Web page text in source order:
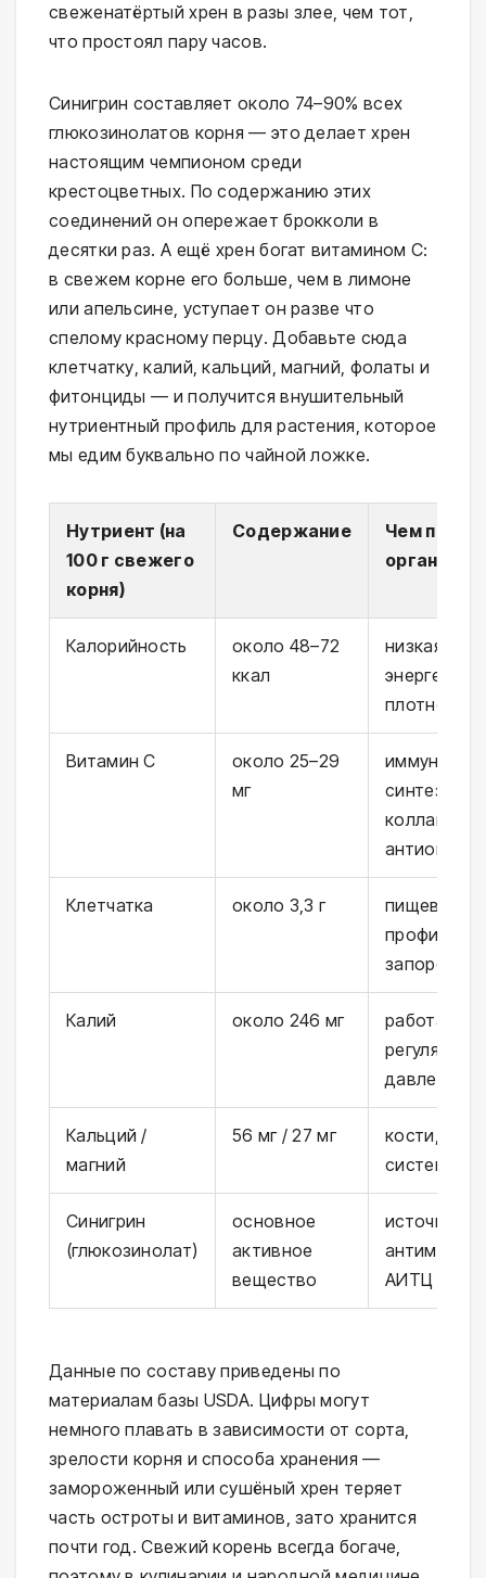
свеженатёртый хрен в разы злее, чем тот,
что простоял пару часов.
Синигрин составляет около 74–90% всех
глюкозинолатов корня — это делает хрен
настоящим чемпионом среди
крестоцветных. По содержанию этих
соединений он опережает брокколи в
десятки раз. А ещё хрен богат витамином С:
в свежем корне его больше, чем в лимоне
или апельсине, уступает он разве что
спелому красному перцу. Добавьте сюда
клетчатку, калий, кальций, магний, фолаты и
фитонциды — и получится внушительный
нутриентный профиль для растения, которое
мы едим буквально по чайной ложке.
Нутриент (на
100 г свежего
корня)
Содержание
Чем
организму
Калорийность
около 48–72
ккал
низкая
плотность
Витамин С
около 25–29
мг
иммунитет,
синтез
коллагена,
Клетчатка около 3,3 г
запоров
Калий около 246 мг
работа
регуляция
давления
Кальций /
магний
56 мг / 27 мг
кости,
система
Синигрин
(глюкозинолат)
основное
активное
вещество
источник
АИТЦ
Данные по составу приведены по
материалам базы USDA. Цифры могут
немного плавать в зависимости от сорта,
зрелости корня и способа хранения —
замороженный или сушёный хрен теряет
часть остроты и витаминов, зато хранится
почти год. Свежий корень всегда богаче,